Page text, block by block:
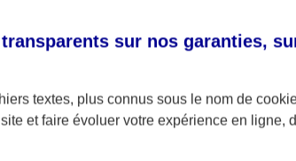
sur nos garanties,
textes, plus connus sous le nom de
et faire évoluer votre expérience en ligne,